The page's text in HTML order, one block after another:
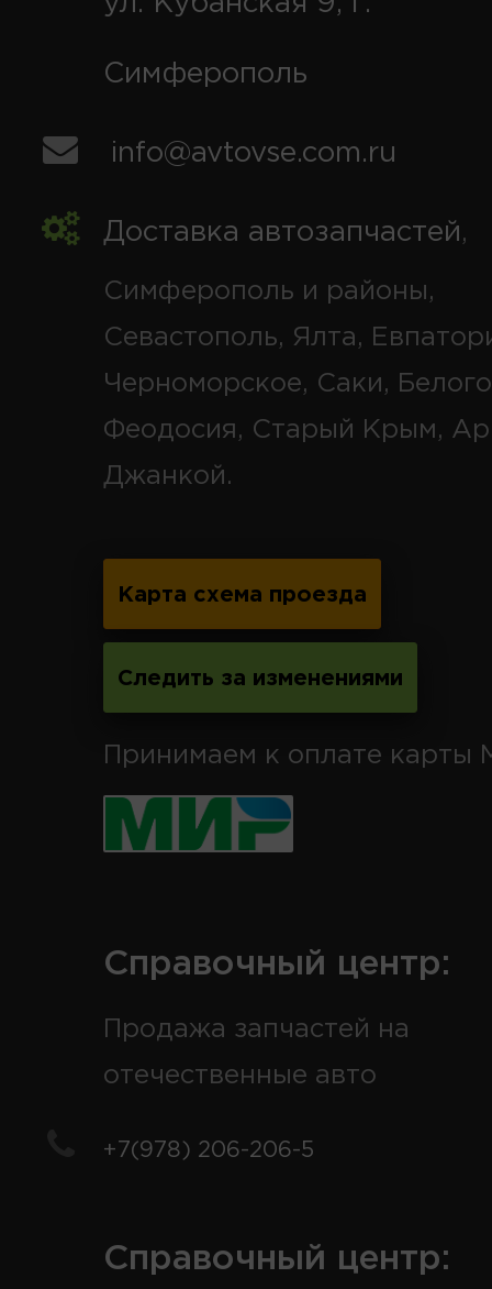
Симферополь
info@avtovse.com.ru
Доставка автозапчастей,
Симферополь и районы,
Севастополь, Ялта,
Черноморское, Саки,
Феодосия, Старый Крым,
Джанкой.
Карта схема проезда
Следить за изменениями
Принимаем к оплате карты
Справочный центр:
Продажа запчастей на
отечественные авто
+7(978) 206-206-5
Справочный центр: